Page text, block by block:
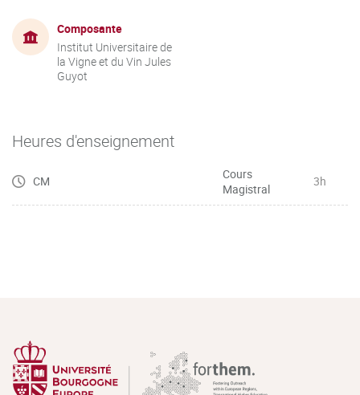
Composante
Institut Universitaire de
la Vigne et du Vin Jules
Guyot
Heures d'enseignement
CM
Cours
Magistral
3h